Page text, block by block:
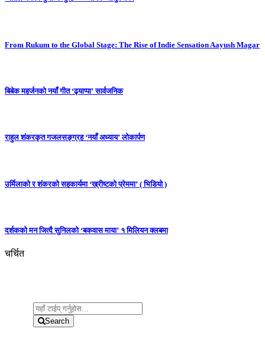
From Rukum to the Global Stage: The Rise of Indie Sensation Aayush Magar
बिबेक महर्जनको नयाँ गीत ‘ढ्याप्पा’ सार्वजनिक
राहुल शंकरकृत गजलसङ्ग्रह ‘नयाँ अध्याय’ लोकार्पण
उर्मिलाको र शंकरको सहकार्यमा ‘ख्रीष्टको प्रेममा’ ( भिडियो )
दर्शकको मन जित्दै सुनिलको ‘बकवास माया’ १ मिलियन क्लबमा
चर्चित
Search